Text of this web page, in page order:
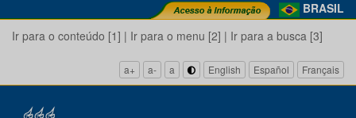
BRASIL
Ir para o conteúdo [1] | Ir para o menu [2] | Ir para a busca [3]
a+ a- a English Español Français